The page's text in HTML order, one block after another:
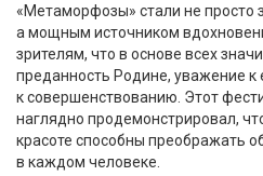
«Метаморфозы» стали не просто
а мощным источником
зрителям, что в основе всех
преданность Родине, уважение к
к совершенствованию. Этот
наглядно продемонстрировал,
красоте способны преображать
в каждом человеке.